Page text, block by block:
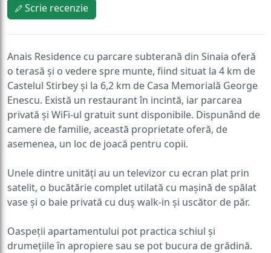
Scrie recenzie
Anais Residence cu parcare subterană din Sinaia oferă
o terasă și o vedere spre munte, fiind situat la 4 km de
Castelul Stirbey și la 6,2 km de Casa Memorială George
Enescu. Există un restaurant în incintă, iar parcarea
privată și WiFi-ul gratuit sunt disponibile. Dispunând de
camere de familie, această proprietate oferă, de
asemenea, un loc de joacă pentru copii.
Unele dintre unități au un televizor cu ecran plat prin
satelit, o bucătărie complet utilată cu mașină de spălat
vase și o baie privată cu duș walk-in și uscător de păr.
Oaspeții apartamentului pot practica schiul și
drumețiile în apropiere sau se pot bucura de grădină.